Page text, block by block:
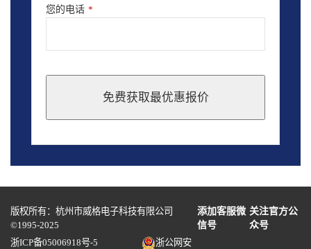
您的电话 *
免费获取最优惠报价
should
blank
版权所有：杭州市威格电子科技有限公司
©1995-2025
添加客服微
信号
关注官方公
众号
浙ICP备05006918号-5
浙公网安